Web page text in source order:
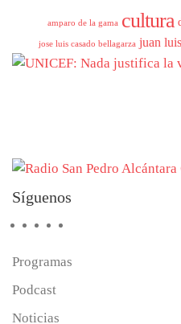
amparo de la gama cultura
jose luis casado bellagarza juan
Síguenos
Programas
Podcast
Noticias